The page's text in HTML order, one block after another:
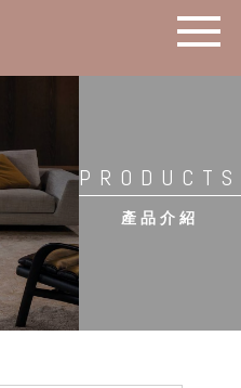
PRODUCTS
產品介紹